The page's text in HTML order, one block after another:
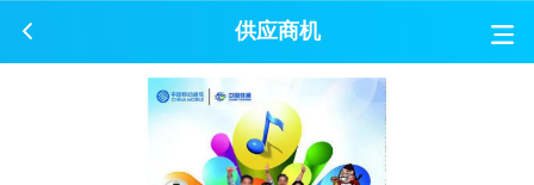
供应商机